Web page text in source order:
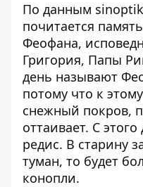
По данным
почитается
Феофана,
Григория, Папы
день называют
потому что к
снежный покров,
оттаивает. С
редис. В старину
туман, то будет
конопли.